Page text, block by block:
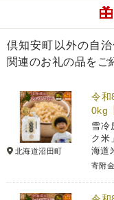
倶知安町以外の自
関連のお礼の品をご
北海道沼田町
令和
0kg
雪冷
ク米
海道
寄附